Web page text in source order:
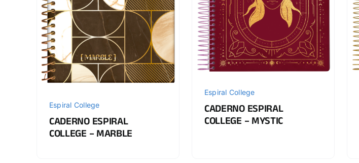
Espiral College
CADERNO ESPIRAL
COLLEGE – MARBLE
Espiral College
CADERNO ESPIRAL
COLLEGE – MYSTIC